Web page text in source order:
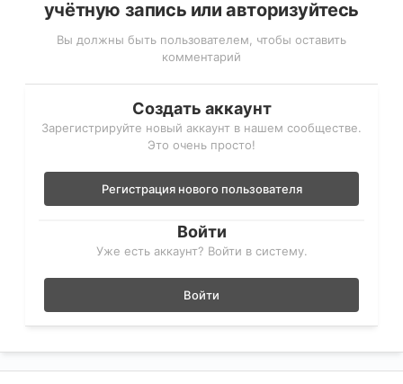
учётную запись или авторизуйтесь
Вы должны быть пользователем, чтобы оставить
комментарий
Создать аккаунт
Зарегистрируйте новый аккаунт в нашем сообществе.
Это очень просто!
Регистрация нового пользователя
Войти
Уже есть аккаунт? Войти в систему.
Войти